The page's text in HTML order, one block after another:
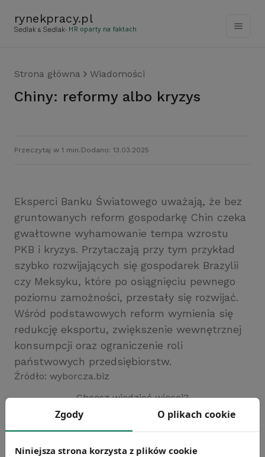
rynekpracy.pl
- HR oparty na faktach
Strona główna Wiadomości
Chiny: reformy albo kryzys
Przeczytaj w 1 min. Dodano: 13.03.2025
Eksperci Banku Światowego uważają, że bez
gruntowanych reform gospodarkę Chin czeka
gwałtowne wyhamowanie tempa wzrostu
PKB i kryzys. Przytaczają przy tym przykład
szybko rozwijających się gospodarek Brazylii
czy Meksyku, które po osiągnięciu pewnego
poziomu zamożności, przestały się rozwijać.
Wśród podstawowych reform wymienia się
redukcję eksportu, zwiększenie wewnętrznej
konsumpcji oraz ograniczenie roli
państwowych przedsiębiorstw.
Źródło: wyborcza.biz
Chcesz wiedzieć więcej?
Zobacz więcej wiadomości
Zgody O plikach cookie
Niniejsza strona korzysta z plików cookie